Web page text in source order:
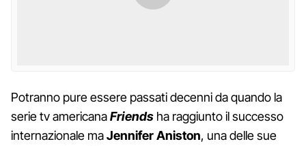
Potranno pure essere passati decenni da quando la
serie tv americanaFriends ha raggiunto il successo
internazionale maJennifer Aniston, una delle sue